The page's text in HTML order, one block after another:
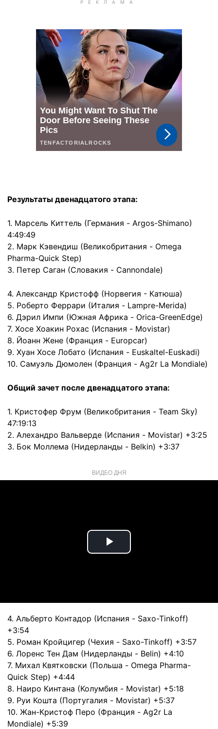
Результаты двенадцатого этапа:
1. Марсель Киттель (Германия - Argos-Shimano)
4:49:49
2. Марк Кэвендиш (Великобритания - Omega
Pharma-Quick Step)
3. Петер Саган (Словакия - Cannondale)
4. Александр Кристофф (Норвегия - Катюша)
5. Роберто Феррари (Италия - Lampre-Merida)
6. Дэрил Импи (Южная Африка - Orica-GreenEdge)
7. Хосе Хоакин Рохас (Испания - Movistar)
8. Йоанн Жене (Франция - Europcar)
9. Хуан Хосе Лобато (Испания - Euskaltel-Euskadi)
10. Самуэль Дюмолен (Франция - Ag2r La Mondiale)
Общий зачет после двенадцатого этапа:
1. Кристофер Фрум (Великобритания - Team Sky)
47:19:13
2. Алехандро Вальверде (Испания - Movistar) +3:25
3. Бок Моллема (Нидерланды - Belkin) +3:37
ВИДЕО ДНЯ
Play
4. Альберто Контадор (Испания - Saxo-Tinkoff)
+3:54
5. Роман Кройцигер (Чехия - Saxo-Tinkoff) +3:57
6. Лоренс Тен Дам (Нидерланды - Belin) +4:10
7. Михал Квятковски (Польша - Omega Pharma-
Quick Step) +4:44
8. Наиро Кинтана (Колумбия - Movistar) +5:18
9. Руи Кошта (Португалия - Movistar) +5:37
10. Жан-Кристоф Перо (Франция - Ag2r La
Mondiale) +5:39